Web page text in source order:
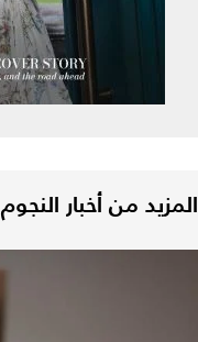
المزيد من أخبار النجوم